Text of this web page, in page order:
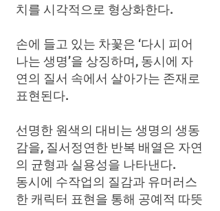
치를 시각적으로 형상화한다.
손에 들고 있는 차꽃은 ‘다시 피어
나는 생명’을 상징하며, 동시에 자
연의 질서 속에서 살아가는 존재로
표현된다.
선명한 원색의 대비는 생명의 생동
감을, 질서정연한 반복 배열은 자연
의 균형과 실용성을 나타낸다.
동시에 수작업의 질감과 유머러스
한 캐릭터 표현을 통해 공예적 따뜻